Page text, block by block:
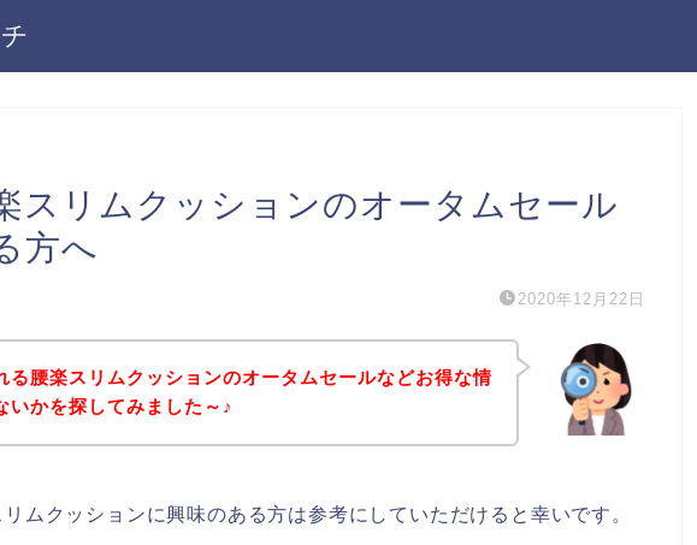
スリムクッションのオータムセール
方へ
2020年12月22日
る腰楽スリムクッションのオータムセールなどお得な情
いかを探してみました～♪
ムクッションに興味のある方は参考にしていただけると幸いです。